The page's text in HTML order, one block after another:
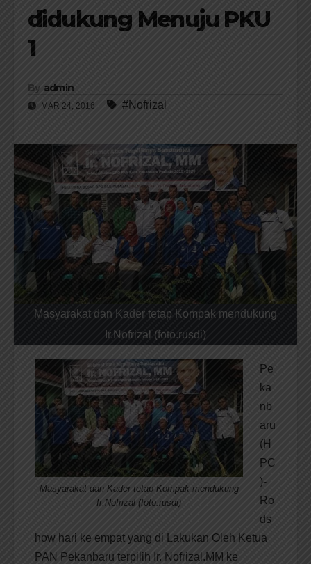
didukung Menuju PKU
1
By admin
MAR 24, 2016 #Nofrizal
Masyarakat dan Kader tetap Kompak mendukung
Ir.Nofrizal (foto.rusdi)
Masyarakat dan Kader tetap Kompak mendukung
Ir.Nofrizal (foto.rusdi)
Pe
ka
nb
aru
(H
PC
)-
Ro
ds
how hari ke empat yang di Lakukan Oleh Ketua
PAN Pekanbaru terpilih Ir. Nofrizal.MM ke